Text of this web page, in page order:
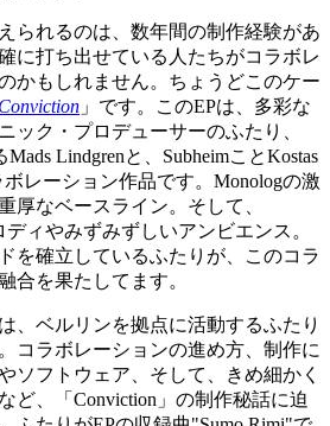
られるのは、数年間の制作経験があ
に打ち出せている人たちがコラボレ
かもしれません。ちょうどこのケー
Conviction 」です。このEPは、多彩な
ック・プロデューサーのふたり、
Lindgrenと、SubheimことKostas
レーション作品です。Monologの激
厚なベースライン。そして、
ディやみずみずしいアンビエンス。
を確立しているふたりが、このコラ
合を果たしてます。
、ベルリンを拠点に活動するふたり
コラボレーションの進め方、制作に
ソフトウェア、そして、きめ細かく
ど、「Conviction」の制作秘話に迫